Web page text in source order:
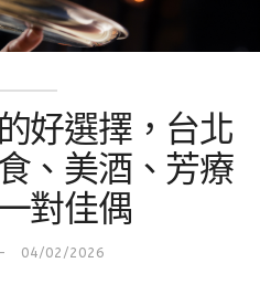
好選擇，台北
、美酒、芳療
對佳偶
04/02/2026